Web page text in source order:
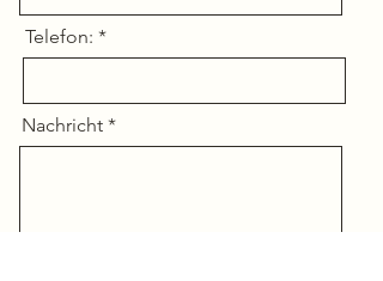
Telefon:
Nachricht